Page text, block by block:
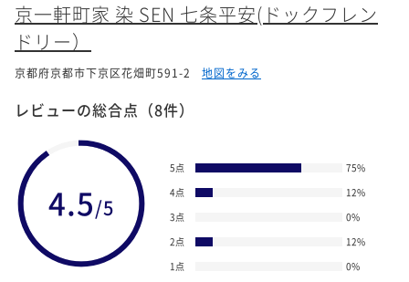
京一軒町家 染 SEN 七条平安(ドックフレン
ドリー）
京都府京都市下京区花畑町591-2 地図をみる
レビューの総合点 （8件）
4.5/5
5点 75%
4点
12%
3点
0%
2点
12%
1点
0%